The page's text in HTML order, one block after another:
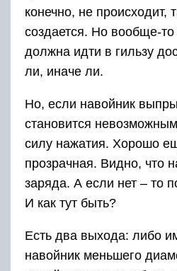
конечно, не происходит,
создается. Но вообще-
должна идти в гильзу
ли, иначе ли.
Но, если навойник
становится
силу нажатия. Хорошо
прозрачная. Видно, что
заряда. А если нет – то
И как тут быть?
Есть два выхода: либо
навойник меньшего